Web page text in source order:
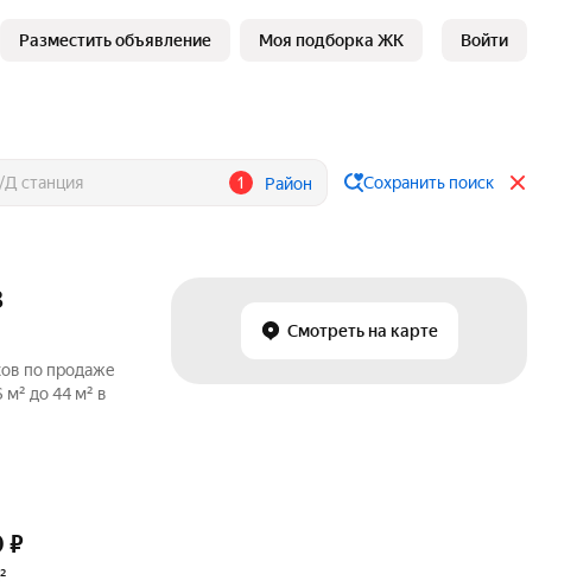
Разместить объявление Моя подборка ЖК Войти
1 Район Сохранить поиск
Смотреть на карте
по продаже
до 44 м² в
₽